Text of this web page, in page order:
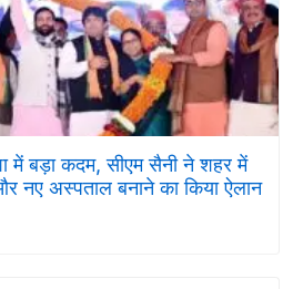
में बड़ा कदम, सीएम सैनी ने शहर में
नए अस्पताल बनाने का किया ऐलान